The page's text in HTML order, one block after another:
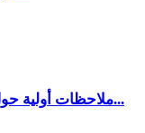
ملاحظات أولية حول الدورة الجديدة لمهرجان طنجة الوطني...